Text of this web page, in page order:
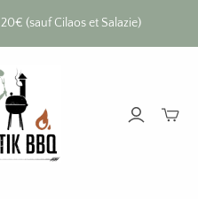
(sauf Cilaos et Salazie)